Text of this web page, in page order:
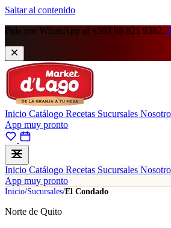
Saltar al contenido
Pide por WhatsApp al +593 98 821 9382.
Inicio Catálogo Recetas Sucursales
App muy pronto
Inicio Catálogo Recetas Sucursales
App muy pronto
Inicio/Sucursales/El Condado
Norte de Quito